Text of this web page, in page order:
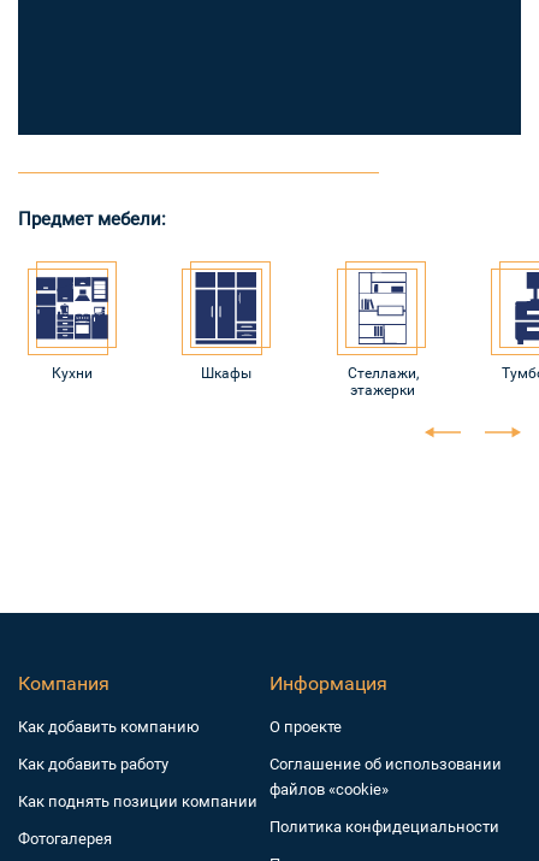
Предмет мебели:
Кухни Шкафы
Стеллажи,
этажерки
Компания
Как добавить компанию
Как добавить работу
Как поднять позиции компании
Фотогалерея
Информация
О проекте
Соглашение об использовании
файлов «cookie»
Политика конфидециальности